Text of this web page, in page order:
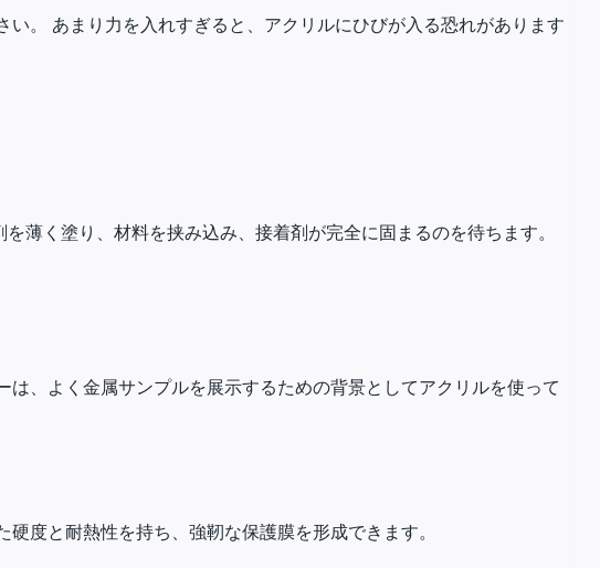
。 あまり力を入れすぎると、アクリルにひびが入る恐れがあります
薄く塗り、材料を挟み込み、接着剤が完全に固まるのを待ちます。
、よく金属サンプルを展示するための背景としてアクリルを使って
度と耐熱性を持ち、強靭な保護膜を形成できます。